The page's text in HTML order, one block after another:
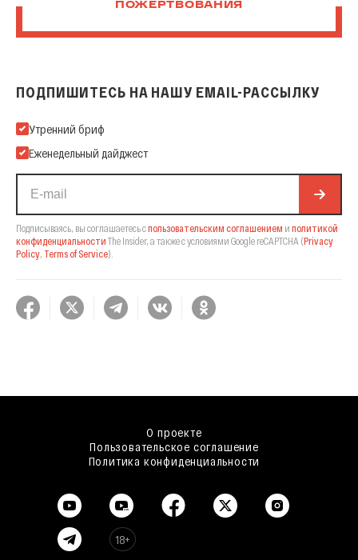
ПОЖЕРТВОВАНИЯ
ПОДПИШИТЕСЬ НА НАШУ EMAIL-РАССЫЛКУ
Подпишитесь на нашу Email-рассылку
Утренний бриф
Еженедельный дайджест
Подписываясь, вы соглашаетесь спользовательским соглашением и политикой
конфиденциальности The Insider, а также с условиями Google reCAPTCHA (Privacy
Policy, Terms of Service).
О проекте
Пользовательское соглашение
Политика конфиденциальности
18+